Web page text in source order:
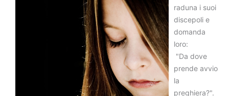
raduna i suoi
discepoli e
domanda
loro:
"Da dove
prende avvio
la
preghiera?".